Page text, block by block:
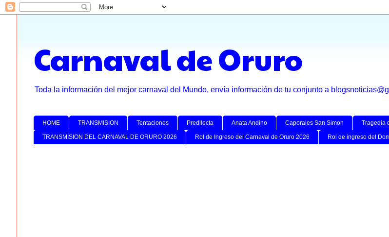
Carnaval de Oruro
Toda la información del mejor carnaval del Mundo, envía información de tu conjunto a
HOME TRANSMISION Tentaciones Predilecta Anata Andino Caporales San Simon Tragedia
TRANSMISION DEL CARNAVAL DE ORURO 2026 Rol de Ingreso del Carnaval de Oruro 2026 Rol de ingreso del